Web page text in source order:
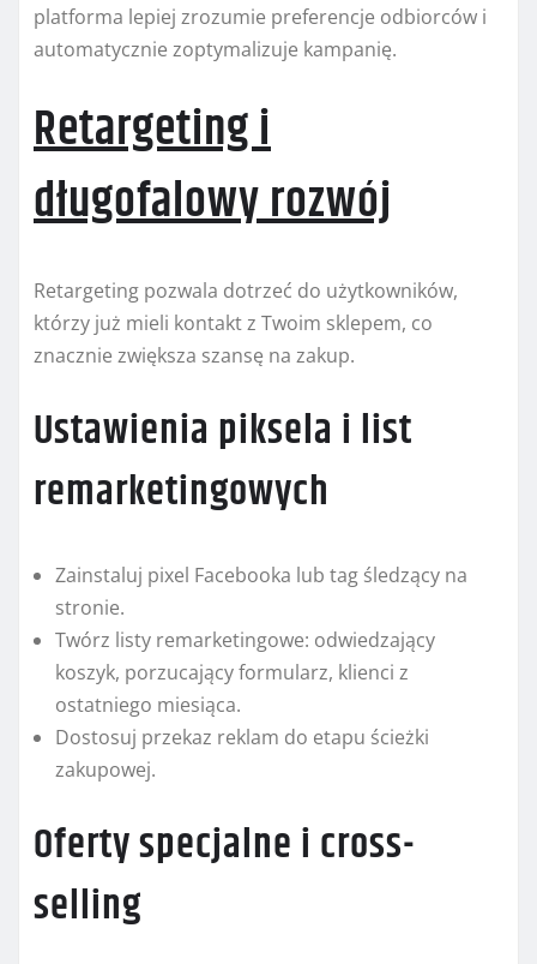
platforma lepiej zrozumie preferencje odbiorców i
automatycznie zoptymalizuje kampanię.
Retargeting i
długofalowy rozwój
Retargeting pozwala dotrzeć do użytkowników,
którzy już mieli kontakt z Twoim sklepem, co
znacznie zwiększa szansę na zakup.
Ustawienia piksela i list
remarketingowych
Zainstaluj pixel Facebooka lub tag śledzący na
stronie.
Twórz listy remarketingowe: odwiedzający
koszyk, porzucający formularz, klienci z
ostatniego miesiąca.
Dostosuj przekaz reklam do etapu ścieżki
zakupowej.
Oferty specjalne i cross-
selling